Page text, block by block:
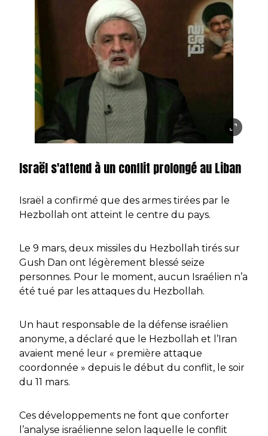
Israël s'attend à un conflit prolongé au Liban
Israël a confirmé que des armes tirées par le
Hezbollah ont atteint le centre du pays.
Le 9 mars, deux missiles du Hezbollah tirés sur
Gush Dan ont légèrement blessé seize
personnes. Pour le moment, aucun Israélien n’a
été tué par les attaques du Hezbollah.
Un haut responsable de la défense israélien
anonyme, a déclaré que le Hezbollah et l’Iran
avaient mené leur « première attaque
coordonnée » depuis le début du conflit, le soir
du 11 mars.
Ces développements ne font que conforter
l’analyse israélienne selon laquelle le conflit